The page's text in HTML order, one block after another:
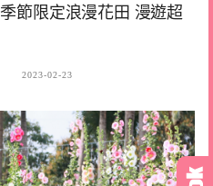
節限定浪漫花田 漫遊超
2023-02-23